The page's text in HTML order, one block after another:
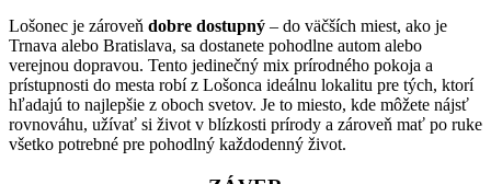
Lošonec je zároveň dobre dostupný – do väčších miest, ako je
Trnava alebo Bratislava, sa dostanete pohodlne autom alebo
verejnou dopravou. Tento jedinečný mix prírodného pokoja a
prístupnosti do mesta robí z Lošonca ideálnu lokalitu pre tých, ktorí
hľadajú to najlepšie z oboch svetov. Je to miesto, kde môžete nájsť
rovnováhu, užívať si život v blízkosti prírody a zároveň mať po ruke
všetko potrebné pre pohodlný každodenný život.